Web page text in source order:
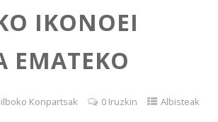
IKONOEI
EMATEKO
Konpartsak 0 Iruzkin Albisteak